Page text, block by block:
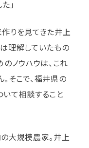
」
りを見てきた井上
理解していたもの
のノウハウは、これ
そこで、福井県の
て相談すること
大規模農家。井上